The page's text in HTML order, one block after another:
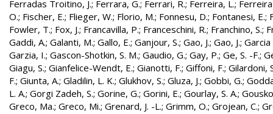
Ferradas Troitino, J.; Ferrara, G.; Ferrari, R.; Ferreira, L.;
O.; Fischer, E.; Flieger, W.; Florio, M.; Fonnesu, D.; Fontanesi, E.;
Fowler, T.; Fox, J.; Francavilla, P.; Franceschini, R.; Franchino, S.;
Gaddi, A.; Galanti, M.; Gallo, E.; Ganjour, S.; Gao, J.; Gao, J.; Garcia
Garzia, I.; Gascon-Shotkin, S. M.; Gaudio, G.; Gay, P.; Ge, S. -F.;
Giagu, S.; Gianfelice-Wendt, E.; Gianotti, F.; Giffoni, F.; Gilardoni,
F.; Giunta, A.; Gladilin, L. K.; Glukhov, S.; Gluza, J.; Gobbi, G.;
L. A.; Gorgi Zadeh, S.; Gorine, G.; Gorini, E.; Gourlay, S. A.;
Greco, Ma.; Greco, Mi.; Grenard, J. -L.; Grimm, O.; Grojean, C.;